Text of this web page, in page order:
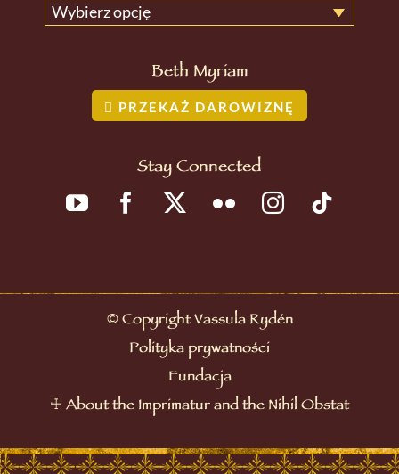
Wybierz opcję
Beth Myriam
PRZEKAŻ DAROWIZNĘ
Stay Connected
©Copyright Vassula Rydén
Polityka prywatności
Fundacja
☩ About the Imprimatur and the Nihil Obstat